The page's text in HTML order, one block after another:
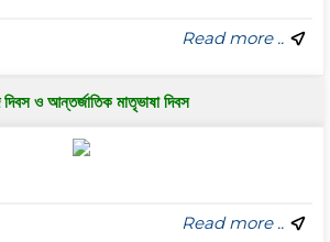
Read more ..
দিবস ও আন্তর্জাতিক মাতৃভাষা দিবস
Read more ..